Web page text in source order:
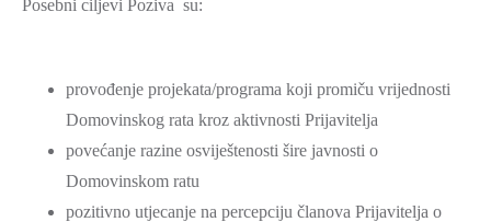
Posebni ciljevi Poziva su:
provođenje projekata/programa koji promiču vrijednosti
Domovinskog rata kroz aktivnosti Prijavitelja
povećanje razine osviještenosti šire javnosti o
Domovinskom ratu
pozitivno utjecanje na percepciju članova Prijavitelja o